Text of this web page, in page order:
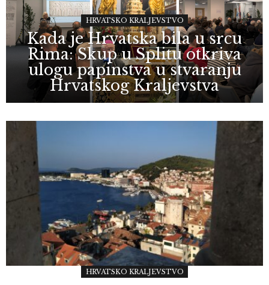
HRVATSKO KRALJEVSTVO
Kada je Hrvatska bila u srcu
Rima: Skup u Splitu otkriva
ulogu papinstva u stvaranju
Hrvatskog Kraljevstva
HRVATSKO KRALJEVSTVO